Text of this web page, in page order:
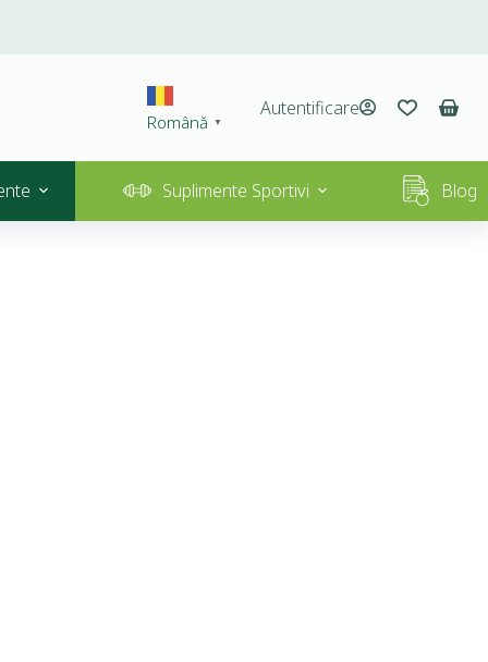
Română ▼
Autentificare
Suplimente Sportivi Blog